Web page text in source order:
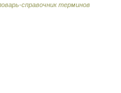
справочник терминов